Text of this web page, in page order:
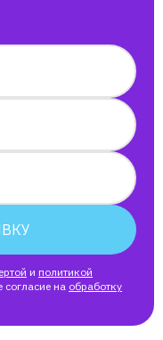
и политикой
согласие на обработку